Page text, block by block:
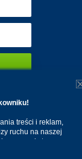
treści i reklam,
ruchu na naszej
z naszej strony
możemy